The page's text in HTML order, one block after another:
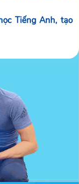
Tiếng Anh, tạo